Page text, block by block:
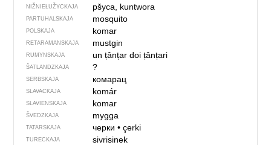
NIŽNIEŁUŽYCKAJA pšyca, kuntwora
PARTUHALSKAJA mosquito
POLSKAJA komar
RETARAMANSKAJA mustgin
RUMYNSKAJA un țânțardoi țânțari
ŠATLANDZKAJA ?
SERBSKAJA комарац
SŁAVACKAJA komár
SŁAVIENSKAJA komar
ŠVEDZKAJA mygga
TATARSKAJA черки• çerki
TURECKAJA sivrisinek